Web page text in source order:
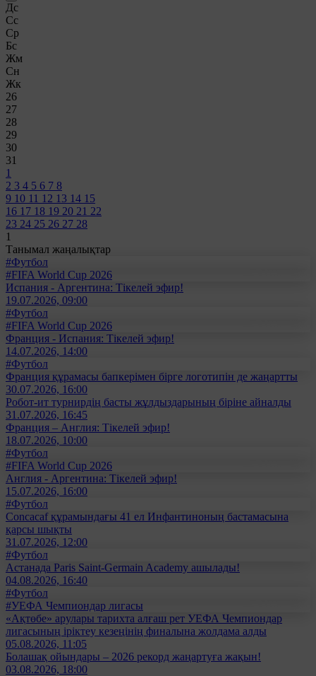
Дс
Сс
Ср
Бс
Жм
Сн
Жк
26
27
28
29
30
31
1
2 3 4 5 6 7 8
9 10 11 12 13 14 15
16 17 18 19 20 21 22
23 24 25 26 27 28
1
Танымал жаңалықтар
#Футбол
#FIFA World Cup 2026
Испания - Аргентина: Тікелей эфир!
19.07.2026, 09:00
#Футбол
#FIFA World Cup 2026
Франция - Испания: Тікелей эфир!
14.07.2026, 14:00
#Футбол
Франция құрамасы бапкерімен бірге логотипін де жаңартты
30.07.2026, 16:00
Робот-ит турнирдің басты жұлдыздарының біріне айналды
31.07.2026, 16:45
Франция – Англия: Тікелей эфир!
18.07.2026, 10:00
#Футбол
#FIFA World Cup 2026
Англия - Аргентина: Тікелей эфир!
15.07.2026, 16:00
#Футбол
Concacaf құрамындағы 41 ел Инфантиноның бастамасына
қарсы шықты
31.07.2026, 12:00
#Футбол
Астанада Paris Saint-Germain Academy ашылады!
04.08.2026, 16:40
#Футбол
#УЕФА Чемпиондар лигасы
«Ақтөбе» арулары тарихта алғаш рет УЕФА Чемпиондар
лигасының іріктеу кезеңінің финалына жолдама алды
05.08.2026, 11:05
Болашақ ойындары – 2026 рекорд жаңартуға жақын!
03.08.2026, 18:00